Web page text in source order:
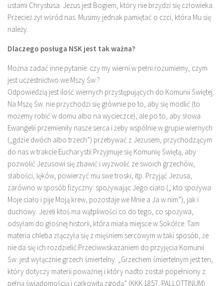
ustami Chrystusa. Jezus jest Bogiem, który nie brzydzi się człowieka.
Przecież żył wśród nas. Musimy jednak pamiętać o czci, która Mu się
należy.
Dlaczego posługa NSK jest tak ważna?
Można zadać inne pytanie: czy my wierni w pełni rozumiemy, czym
jest uczestnictwo we Mszy Św.?
Odpowiedzią jest ilość wiernych przystępujących do Komunii Świętej.
Na Mszę Św. nie przychodzi się głównie po to, aby się modlić (to
możemy robić w domu albo na wycieczce), ale po to, aby słowa
Ewangelii przemieniły nasze serca i żeby wspólnie w grupie wiernych
(„gdzie dwóch albo trzech”) przebywać z Jezusem, przychodzącym
do nas w trakcie Eucharystii.Przyjmuje się Komunię Świętą, aby
pozwolić Jezusowi się zbawić i wyzwolić ze swoich grzechów,
słabości, lęków, powierzyć mu swe troski, itp. Przyjąć Jezusa,
zarówno w sposób fizyczny: spożywając Jego ciało („ kto spożywa
Moje ciało i pije Moją krew, pozostaje we Mnie a Ja w nim”), jak i
duchowy. Jeżeli ktoś ma wątpliwości co do tego, co spożywa,
odsyłam do głośnej historii, która miała miejsce w Sokółce. Tam
materia chleba złączyła się z mięśniem sercowym w taki sposób, że
nie da się ich rozdzielić.Przeciwwskazaniem do przyjęcia Komunii
Św. jest wyłącznie grzech śmiertelny. „Grzechem śmiertelnym jest ten,
który dotyczy materii poważnej i który nadto został popełniony z
pełną świadomością i całkowitą zgodą” (KKK 1857, PALLOTTINUM).